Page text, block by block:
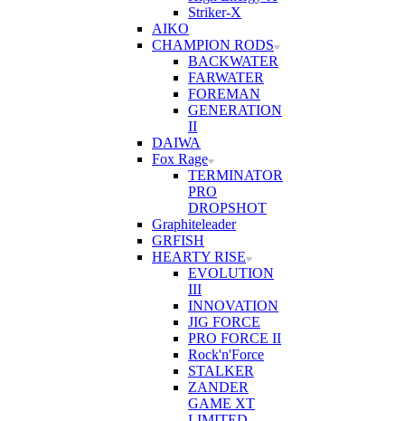
Striker-X
AIKO
CHAMPION RODS
BACKWATER
FARWATER
FOREMAN
GENERATION
II
DAIWA
Fox Rage
TERMINATOR
PRO
DROPSHOT
Graphiteleader
GRFISH
HEARTY RISE
EVOLUTION
III
INNOVATION
JIG FORCE
PRO FORCE II
Rock'n'Force
STALKER
ZANDER
GAME XT